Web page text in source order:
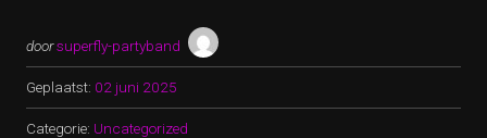
doorsuperfly-partyband
Geplaatst: 02 juni 2025
Categorie: Uncategorized